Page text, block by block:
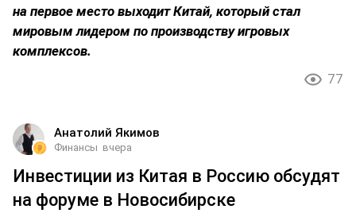
на первое место выходит Китай, который стал
мировым лидером по производству игровых
комплексов.
77
Анатолий Якимов
Финансы вчера
Инвестиции из Китая в Россию обсудят
на форуме в Новосибирске